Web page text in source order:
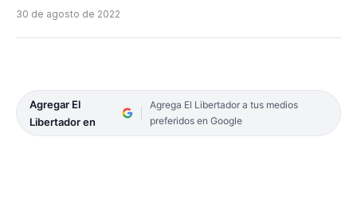
30 de agosto de 2022
Agregar El
Libertador en
Agrega El Libertador a tus medios
preferidos en Google